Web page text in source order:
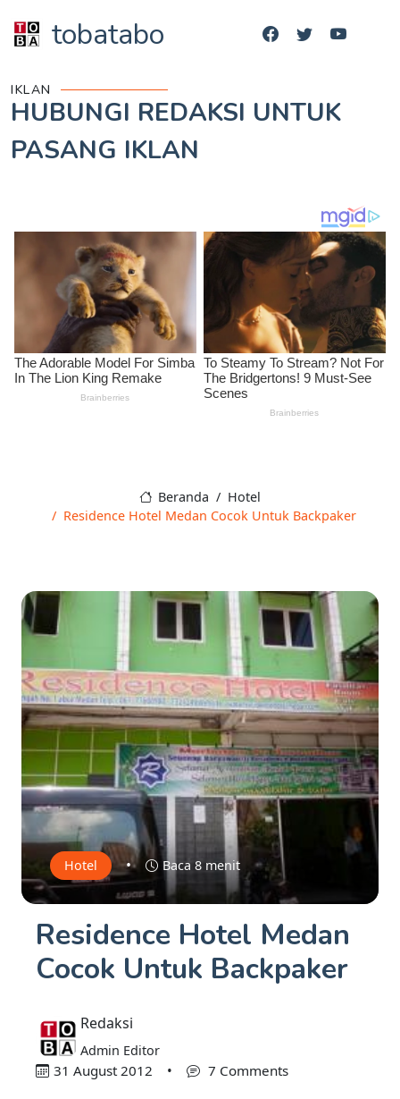
tobatabo
IKLAN
HUBUNGI REDAKSI UNTUK
PASANG IKLAN
Beranda
Hotel
Residence Hotel Medan Cocok Untuk Backpaker
Hotel • Baca 8 menit
Residence Hotel Medan
Cocok Untuk Backpaker
Redaksi
Admin Editor
31 August 2012 • 7 Comments